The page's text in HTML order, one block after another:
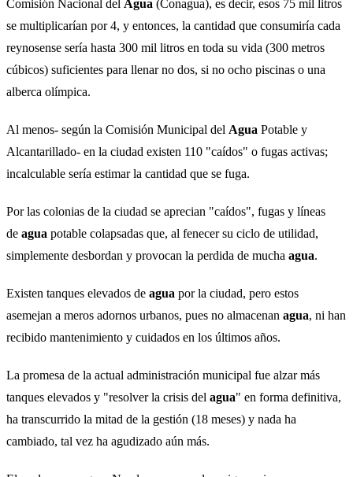
Comisión Nacional del Agua (Conagua), es decir, esos 75 mil litros
se multiplicarían por 4, y entonces, la cantidad que consumiría cada
reynosense sería hasta 300 mil litros en toda su vida (300 metros
cúbicos) suficientes para llenar no dos, si no ocho piscinas o una
alberca olímpica.
Al menos- según la Comisión Municipal del Agua Potable y
Alcantarillado- en la ciudad existen 110 "caídos" o fugas activas;
incalculable sería estimar la cantidad que se fuga.
Por las colonias de la ciudad se aprecian "caídos", fugas y líneas
de agua potable colapsadas que, al fenecer su ciclo de utilidad,
simplemente desbordan y provocan la perdida de mucha agua.
Existen tanques elevados de agua por la ciudad, pero estos
asemejan a meros adornos urbanos, pues no almacenan agua, ni han
recibido mantenimiento y cuidados en los últimos años.
La promesa de la actual administración municipal fue alzar más
tanques elevados y "resolver la crisis del agua" en forma definitiva,
ha transcurrido la mitad de la gestión (18 meses) y nada ha
cambiado, tal vez ha agudizado aún más.